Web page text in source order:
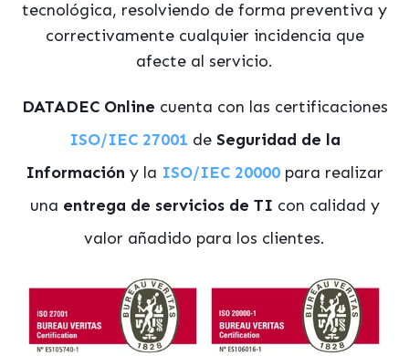
tecnológica, resolviendo de forma preventiva y
correctivamente cualquier incidencia que
afecte al servicio.
DATADEC Online cuenta con las certificaciones
ISO/IEC 27001 de Seguridad de la
Información y la ISO/IEC 20000 para realizar
una entrega de servicios de TI con calidad y
valor añadido para los clientes.